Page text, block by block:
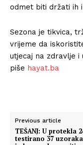
odmet biti držati ih
Sezona je tikvica,
vrijeme da
utjecaj na zdravlje i
piše hayat.ba
Previous article
TEŠANJ: U protekla
testirano 37